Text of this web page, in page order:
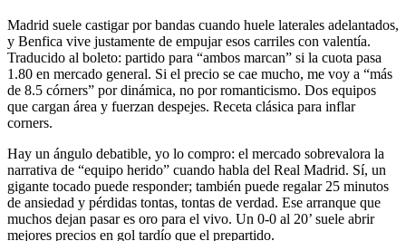
Madrid suele castigar por bandas cuando huele laterales adelantados,
y Benfica vive justamente de empujar esos carriles con valentía.
Traducido al boleto: partido para “ambos marcan” si la cuota pasa
1.80 en mercado general. Si el precio se cae mucho, me voy a “más
de 8.5 córners” por dinámica, no por romanticismo. Dos equipos
que cargan área y fuerzan despejes. Receta clásica para inflar
corners.
Hay un ángulo debatible, yo lo compro: el mercado sobrevalora la
narrativa de “equipo herido” cuando habla del Real Madrid. Sí, un
gigante tocado puede responder; también puede regalar 25 minutos
de ansiedad y pérdidas tontas, tontas de verdad. Ese arranque que
muchos dejan pasar es oro para el vivo. Un 0-0 al 20’ suele abrir
mejores precios en gol tardío que el prepartido.